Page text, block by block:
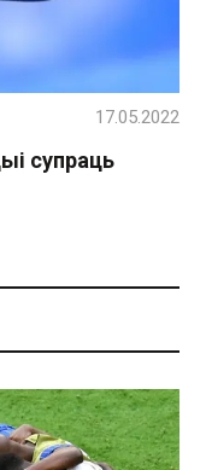
супраць
17.05.2022